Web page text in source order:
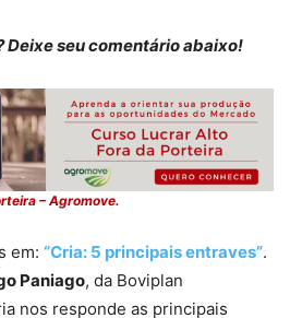
Deixe seu comentário abaixo!
– Agromove.
em: “Cria: 5 principais entraves”.
Paniago, da Boviplan
nos responde as principais